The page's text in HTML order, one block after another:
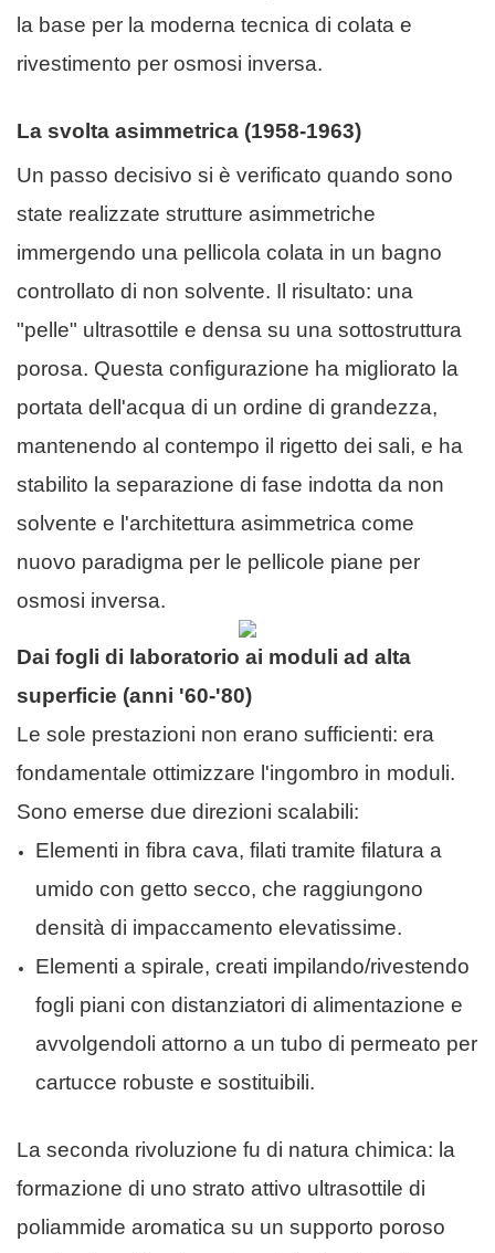
la base per la moderna tecnica di colata e
rivestimento per osmosi inversa.
La svolta asimmetrica (1958-1963)
Un passo decisivo si è verificato quando sono
state realizzate strutture asimmetriche
immergendo una pellicola colata in un bagno
controllato di non solvente. Il risultato: una
"pelle" ultrasottile e densa su una sottostruttura
porosa. Questa configurazione ha migliorato la
portata dell'acqua di un ordine di grandezza,
mantenendo al contempo il rigetto dei sali, e ha
stabilito la separazione di fase indotta da non
solvente e l'architettura asimmetrica come
nuovo paradigma per le pellicole piane per
osmosi inversa.
Dai fogli di laboratorio ai moduli ad alta
superficie (anni '60-'80)
Le sole prestazioni non erano sufficienti: era
fondamentale ottimizzare l'ingombro in moduli.
Sono emerse due direzioni scalabili:
Elementi in fibra cava, filati tramite filatura a
umido con getto secco, che raggiungono
densità di impaccamento elevatissime.
Elementi a spirale, creati impilando/rivestendo
fogli piani con distanziatori di alimentazione e
avvolgendoli attorno a un tubo di permeato per
cartucce robuste e sostituibili.
La seconda rivoluzione fu di natura chimica: la
formazione di uno strato attivo ultrasottile di
poliammide aromatica su un supporto poroso